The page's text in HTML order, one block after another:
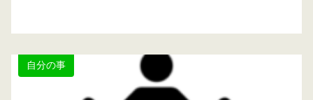
自分の事